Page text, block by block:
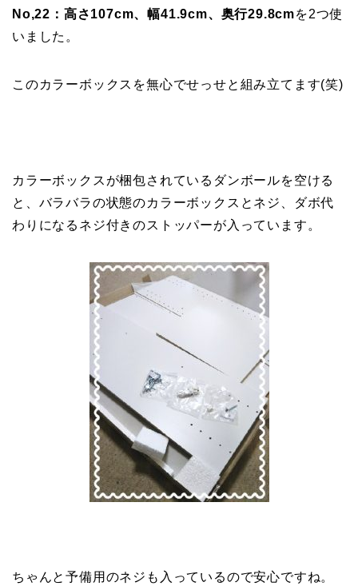
No,22：高さ107cm、幅41.9cm、奥行29.8cmを2つ使
いました。
このカラーボックスを無心でせっせと組み立てます(笑)
カラーボックスが梱包されているダンボールを空ける
と、バラバラの状態のカラーボックスとネジ、ダボ代
わりになるネジ付きのストッパーが入っています。
ちゃんと予備用のネジも入っているので安心ですね。